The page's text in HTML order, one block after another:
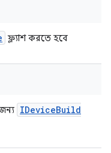
ফ্ল্যাশ করতে হবে
IDeviceBuild